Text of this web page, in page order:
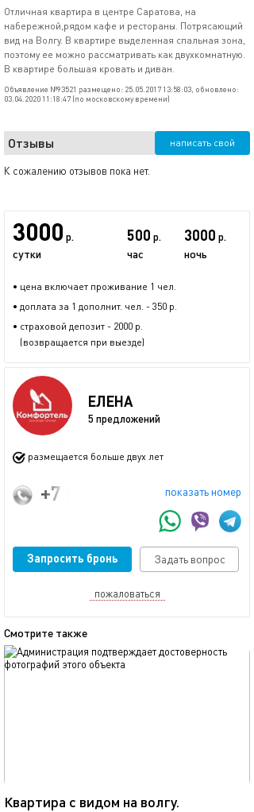
Отличная квартира в центре Саратова, на
набережной,рядом кафе и рестораны. Потрясающий
вид на Волгу. В квартире выделенная спальная зона,
поэтому ее можно рассматривать как двухкомнатную.
В квартире большая кровать и диван.
Объявление №93521 размещено: 25.05.2017 13:58:03, обновлено:
03.04.2020 11:18:47 (по московскому времени)
Отзывы написать свой
К сожалению отзывов пока нет.
3000 р.
сутки
500 р.
час
3000 р.
ночь
• цена включает проживание 1 чел.
• доплата за 1 дополнит. чел. - 350 р.
• страховой депозит - 2000 р.
(возвращается при выезде)
ЕЛЕНА
5 предложений
размещается больше двух лет
показать номер
+7 (927) 223-47-92
Запросить бронь Задать вопрос
пожаловаться
Смотрите также
Квартира с видом на волгу.
обновлено 03.04.2020